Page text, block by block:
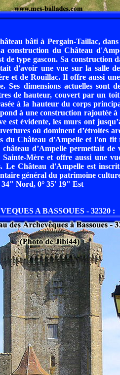
bâti à Pergain-Taillac,
construction du Château
de type gascon. Sa construction
d'avoir une vue sur la salle
et de Rouillac. Il offre aussi
Ses dimensions actuelles sont
de hauteur, couvert par un
à la hauteur du corps
à une construction rajoutée
est évidente, les murs ont
où dominent d’étroites
du Château d'Ampelle et l'on fit
d’Ampelle permettait de
Sainte-Mère et offre aussi une
Le Château d'Ampelle est
général du patrimoine
34" Nord, 0° 35' 19" Est
A BASSOUES - 32320 :